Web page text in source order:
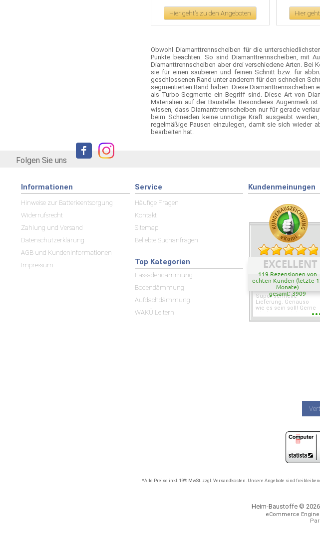
Hier geht's zu den Angeboten Hier
Obwohl Diamanttrennscheiben für die
Punkte beachten. So sind Diamanttrennscheiben, mit
Diamanttrennscheiben aber drei verschiedene Arten. Bei
sie für einen sauberen und feinen Schnitt bzw. für
geschlossenen Rand unter anderem für den schnellen
segmentierten Rand haben. Diese
als Turbo-Segmente ein Begriff sind. Diese Art von
Materialien auf der Baustelle. Besonderes Augenmerk
wissen, dass Diamanttrennscheiben nur für gerade
beim Schneiden keine unnötige Kraft ausgeübt
regelmäßige Pausen einzulegen, damit sie sich wieder
bearbeiten hat.
Folgen Sie uns
Informationen
Hinweise zur Batterieentsorgung
Widerrufsrecht
Zahlung und Versand
Datenschutzerklärung
AGB und Kundeninformationen
Impressum
Service
Häufige Fragen
Kontakt
Sitemap
Beliebte Suchanfragen
Top Kategorien
Fassadendämmung
Bodendämmung
Aufdachdämmung
WAKÜ Leitern
Kundenmeinungen
EXCELLENT
119 Rezensionen von
echten Kunden (letzte
Monate)
gesamt: 3909
Super schnelle
Lieferung. Genauso
wie es sein soll! Gerne
wieder wenn ich was
*Alle Preise inkl. 19% MwSt. zzgl. Versandkosten. Unsere Angebote sind
Heim-Baustoffe © 2026
eCommerce